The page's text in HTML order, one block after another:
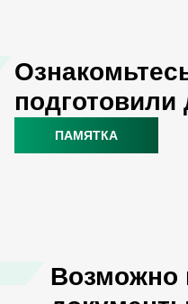
подготовили
ПАМЯТКА
Возможно